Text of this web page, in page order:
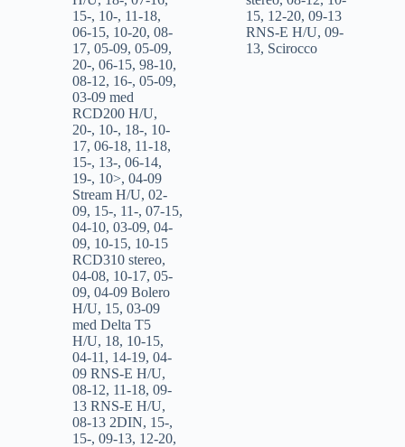
15-, 10-, 11-18,
06-15, 10-20, 08-
17, 05-09, 05-09,
20-, 06-15, 98-10,
08-12, 16-, 05-09,
03-09 med
RCD200 H/U,
20-, 10-, 18-, 10-
17, 06-18, 11-18,
15-, 13-, 06-14,
19-, 10>, 04-09
Stream H/U, 02-
09, 15-, 11-, 07-15,
04-10, 03-09, 04-
09, 10-15, 10-15
RCD310 stereo,
04-08, 10-17, 05-
09, 04-09 Bolero
H/U, 15, 03-09
med Delta T5
H/U, 18, 10-15,
04-11 , 14-19, 04-
09 RNS-E H/U,
08-12, 11-18, 09-
13 RNS-E H/U,
08-13 2DIN, 15-,
15-, 09-13, 12-20,
15, 12-20,09-13
RNS-E H/U,09-
13, Scirocco